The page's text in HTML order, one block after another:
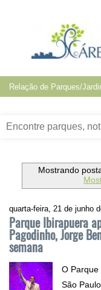
Mostrando
quarta-feira, 21 de junho
Parque Ibirapuera
Pagodinho, Jorge
semana
O
São